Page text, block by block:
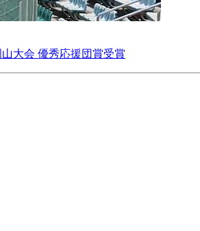
大会 優秀応援団賞受賞